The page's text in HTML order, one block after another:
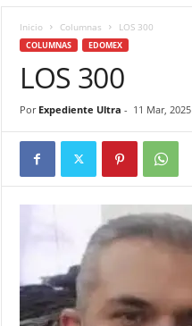
U
Inicio Columnas LOS 300
COLUMNAS EDOMEX
LOS 300
Por Expediente Ultra - 11 Mar, 2025